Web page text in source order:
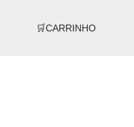
🛒CARRINHO